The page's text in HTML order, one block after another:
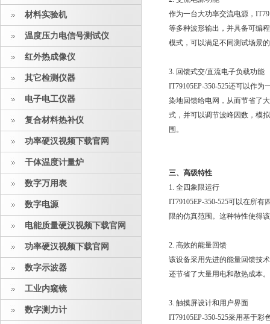
材料实验机
温度压力电信号测试仪
红外热成像仪
其它检测仪器
电子电工仪器
复合材料热补仪
功率硬汉视频下载官网
干体温度计量炉
数字万用表
数字电源
电能质量硬汉视频下载官网
功率硬汉视频下载官网
数字示波器
工业内窥镜
数字测力计
作为一台大功率交流电源，
等多种波形输出，并具备可编程
模式，可以满足不同测试场景的
3. 回馈式交/直流电子负载功能
IT79105EP-350-525还可以作为
染地回馈给电网，从而节省了
式，并可以调节波峰因数，
围。
三、高级特性
1. 全四象限运行
IT79105EP-350-525可以在所有
限的仿真范围。这种特性使得
2. 高效的能量回馈
该设备采用先进的能量回馈技术
还节省了大量用电和散热成本。
3. 触摸屏设计和用户界面
IT79105EP-350-525采用基于彩